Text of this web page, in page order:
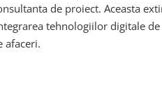
de proiect. Aceasta
tehnologiilor digitale
afaceri.